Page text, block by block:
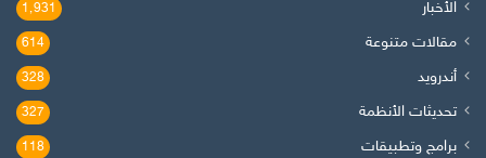
الأخبار 1٬931
مقالات متنوعة 614
أندرويد 328
تحديثات الأنظمة 327
برامج وتطبيقات 118